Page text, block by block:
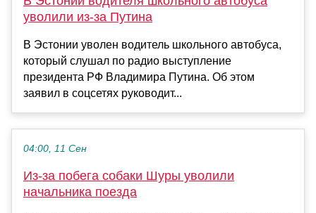
уволили из-за Путина
В Эстонии уволен водитель школьного автобуса,
который слушал по радио выступление
президента РФ Владимира Путина. Об этом
заявил в соцсетях руководит...
04:00, 11 Сен
Из-за побега собаки Шуры уволили
начальника поезда